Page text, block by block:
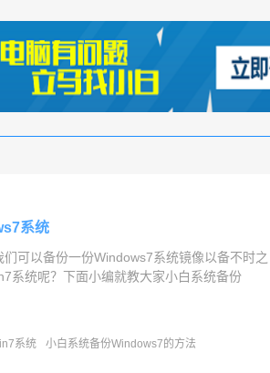
系统
可以备份一份Windows7系统镜像以备不时之
系统呢？下面小编就教大家小白系统备份
系统 小白系统备份Windows7的方法